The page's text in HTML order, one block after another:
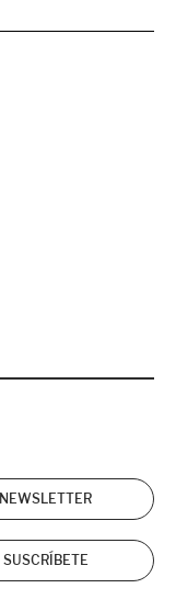
NEWSLETTER
SUSCRÍBETE